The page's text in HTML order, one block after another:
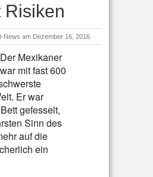
Risiken
News am Dezember 16, 2016
Mexikaner
mit fast 600
Er war
gefesselt,
Sinn des
auf die
ein